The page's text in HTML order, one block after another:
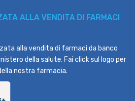
ALLA VENDITA DI FARMACI
alla vendita di farmaci da banco
della salute. Fai click sul logo per
nostra farmacia.